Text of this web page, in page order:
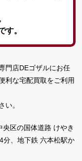
す。
門店DEゴザルにお任
利な宅配買取をご利用
い。
区の国体道路 けやき
分、地下鉄 六本松駅か